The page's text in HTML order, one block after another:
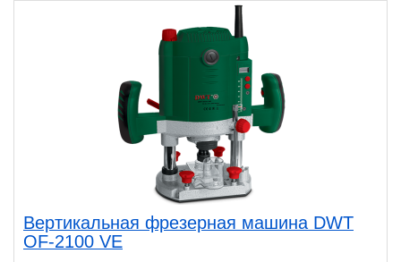
Вертикальная фрезерная машина DWT
OF-2100 VE